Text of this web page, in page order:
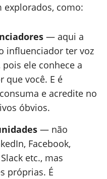
explorados, como:
— aqui a
influenciador ter voz
ele conhece a
que você. E é
e acredite no
óbvios.
— não
Facebook,
etc., mas
próprias. É